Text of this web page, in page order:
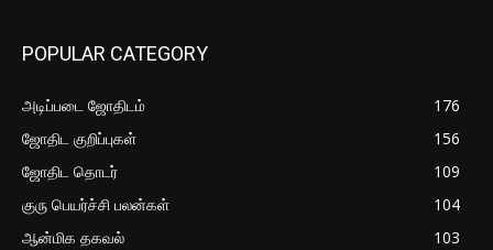
POPULAR CATEGORY
அடிப்படை ஜோதிடம்
176
ஜோதிட குறிப்புகள்
156
ஜோதிட தொடர்
109
குரு பெயர்ச்சி பலன்கள்
104
ஆன்மிக தகவல்
103